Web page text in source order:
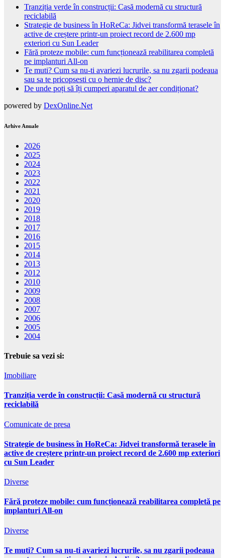
Tranziția verde în construcții: Casă modernă cu structură
reciclabilă
Strategie de business în HoReCa: Jidvei transformă terasele în
active de creștere printr-un proiect record de 2.600 mp
exteriori cu Sun Leader
Fără proteze mobile: cum funcționează reabilitarea completă
pe implanturi All-on
Te muti? Cum sa nu-ti avariezi lucrurile, sa nu zgarii podeaua
sau sa te pricopsesti cu o hernie de disc?
De unde poți să îți cumperi aparatul de aer condiționat?
powered by DexOnline.Net
Arhive Anuale
2026
2025
2024
2023
2022
2021
2020
2019
2018
2017
2016
2015
2014
2013
2012
2010
2009
2008
2007
2006
2005
2004
Trebuie sa vezi si:
Imobiliare
Tranziția verde în construcții: Casă modernă cu structură
reciclabilă
Comunicate de presa
Strategie de business în HoReCa: Jidvei transformă terasele în
active de creștere printr-un proiect record de 2.600 mp exteriori
cu Sun Leader
Diverse
Fără proteze mobile: cum funcționează reabilitarea completă pe
implanturi All-on
Diverse
Te muti? Cum sa nu-ti avariezi lucrurile, sa nu zgarii podeaua